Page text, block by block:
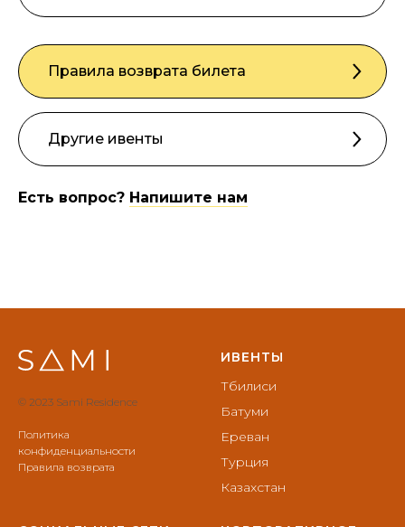
Правила возврата билета
Другие ивенты
Есть вопрос? Напишите нам
© 2023 Sami Residence
Политика
конфиденциальности
Правила возврата
ИВЕНТЫ
Тбилиси
Батуми
Ереван
Турция
Казахстан